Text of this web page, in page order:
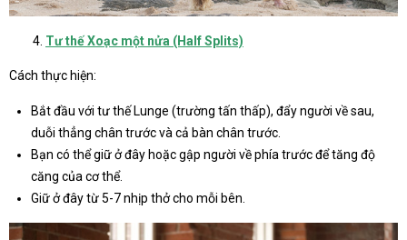
Tư thế Xoạc một nửa (Half Splits)
Cách thực hiện:
Bắt đầu với tư thế Lunge (trường tấn thấp), đẩy người về sau,
duỗi thẳng chân trước và cả bàn chân trước.
Bạn có thể giữ ở đây hoặc gập người về phía trước để tăng độ
căng của cơ thể.
Giữ ở đây từ 5-7 nhịp thở cho mỗi bên.